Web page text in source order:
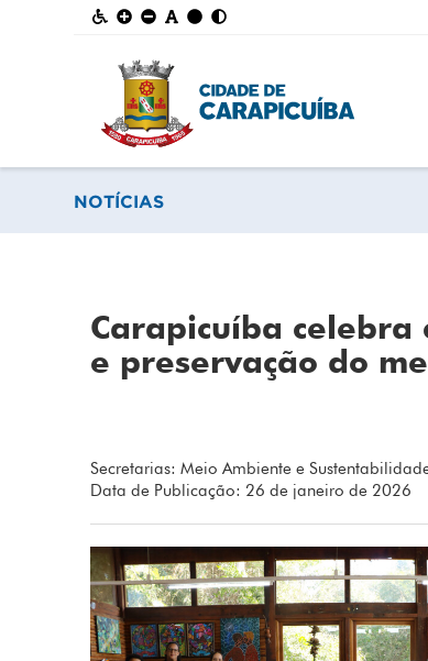
NOTÍCIAS
Carapicuíba celebra
e preservação do
Secretarias: Meio Ambiente e
Data de Publicação: 26 de janeiro de 2026